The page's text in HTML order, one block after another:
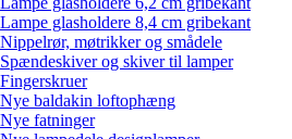
Lampe glasholdere 8,4 cm gribekant
Nippelrør, møtrikker og smådele
Spændeskiver og skiver til lamper
Fingerskruer
Nye baldakin loftophæng
Nye fatninger